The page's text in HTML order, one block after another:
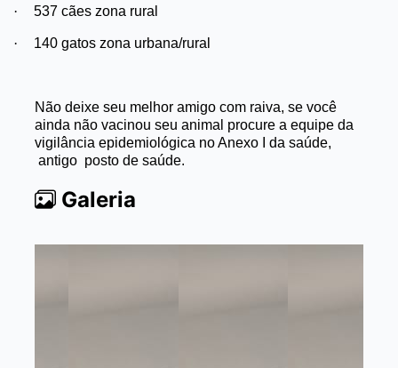
· 537 cães zona rural
· 140 gatos zona urbana/rural
Não deixe seu melhor amigo com raiva, se você
ainda não vacinou seu animal procure a equipe da
vigilância epidemiológica no Anexo I da saúde,
antigo posto de saúde.
Galeria